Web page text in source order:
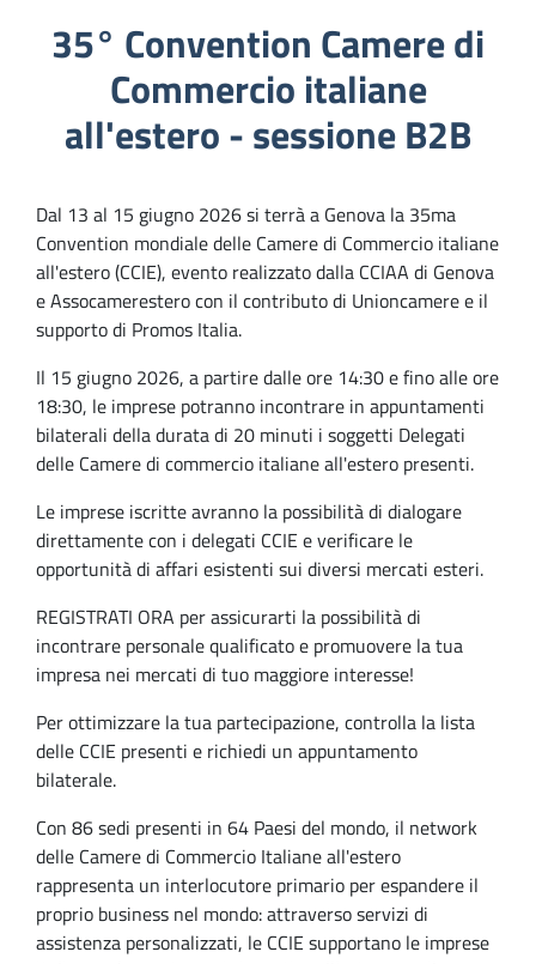
35° Convention Camere di
Commercio italiane
all'estero - sessione B2B
Dal 13 al 15 giugno 2026 si terrà a Genova la 35ma
Convention mondiale delle Camere di Commercio italiane
all'estero (CCIE), evento realizzato dalla CCIAA di Genova
e Assocamerestero con il contributo di Unioncamere e il
supporto di Promos Italia.
Il 15 giugno 2026, a partire dalle ore 14:30 e fino alle ore
18:30, le imprese potranno incontrare in appuntamenti
bilaterali della durata di 20 minuti i soggetti Delegati
delle Camere di commercio italiane all'estero presenti.
Le imprese iscritte avranno la possibilità di dialogare
direttamente con i delegati CCIE e verificare le
opportunità di affari esistenti sui diversi mercati esteri.
REGISTRATI ORA per assicurarti la possibilità di
incontrare personale qualificato e promuovere la tua
impresa nei mercati di tuo maggiore interesse!
Per ottimizzare la tua partecipazione, controlla la lista
delle CCIE presenti e richiedi un appuntamento
bilaterale.
Con 86 sedi presenti in 64 Paesi del mondo, il network
delle Camere di Commercio Italiane all'estero
rappresenta un interlocutore primario per espandere il
proprio business nel mondo: attraverso servizi di
assistenza personalizzati, le CCIE supportano le imprese